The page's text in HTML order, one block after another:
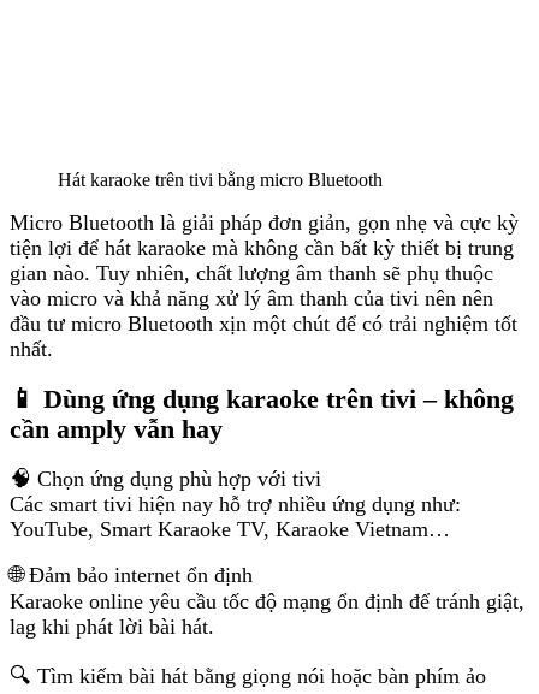
Hát karaoke trên tivi bằng micro Bluetooth
Micro Bluetooth là giải pháp đơn giản, gọn nhẹ và cực kỳ
tiện lợi để hát karaoke mà không cần bất kỳ thiết bị trung
gian nào. Tuy nhiên, chất lượng âm thanh sẽ phụ thuộc
vào micro và khả năng xử lý âm thanh của tivi nên nên
đầu tư micro Bluetooth xịn một chút để có trải nghiệm tốt
nhất.
📱 Dùng ứng dụng karaoke trên tivi – không
cần amply vẫn hay
🧠 Chọn ứng dụng phù hợp với tivi
Các smart tivi hiện nay hỗ trợ nhiều ứng dụng như:
YouTube, Smart Karaoke TV, Karaoke Vietnam…
🌐 Đảm bảo internet ổn định
Karaoke online yêu cầu tốc độ mạng ổn định để tránh giật,
lag khi phát lời bài hát.
🔍 Tìm kiếm bài hát bằng giọng nói hoặc bàn phím ảo